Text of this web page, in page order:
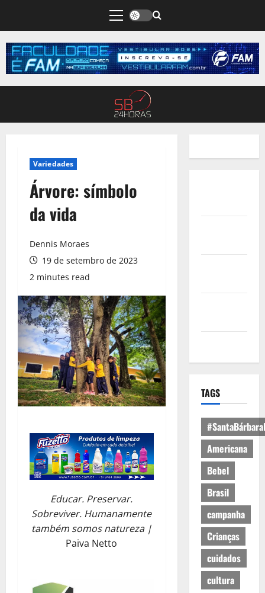
Variedades
Árvore: símbolo
da vida
Dennis Moraes
19 de setembro de 2023
2 minutes read
Educar. Preservar.
Sobreviver. Humanamente
também somos natureza |
Paiva Netto
TAGS
Americana
Bebel
Brasil
campanha
Crianças
cuidados
cultura